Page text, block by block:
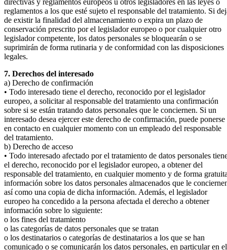
directivas y reglamentos europeos u otros legisladores en las leyes o
reglamentos a los que esté sujeto el responsable del tratamiento. Si
de existir la finalidad del almacenamiento o expira un plazo de
conservación prescrito por el legislador europeo o por cualquier otro
legislador competente, los datos personales se bloquearán o se
suprimirán de forma rutinaria y de conformidad con las disposiciones
legales.
7. Derechos del interesado
a) Derecho de confirmación
• Todo interesado tiene el derecho, reconocido por el legislador
europeo, a solicitar al responsable del tratamiento una confirmación
sobre si se están tratando datos personales que le conciernen. Si un
interesado desea ejercer este derecho de confirmación, puede ponerse
en contacto en cualquier momento con un empleado del responsable
del tratamiento.
b) Derecho de acceso
• Todo interesado afectado por el tratamiento de datos personales
el derecho, reconocido por el legislador europeo, a obtener del
responsable del tratamiento, en cualquier momento y de forma
información sobre los datos personales almacenados que le
así como una copia de dicha información. Además, el legislador
europeo ha concedido a la persona afectada el derecho a obtener
información sobre lo siguiente:
o los fines del tratamiento
o las categorías de datos personales que se tratan
o los destinatarios o categorías de destinatarios a los que se han
comunicado o se comunicarán los datos personales, en particular en el